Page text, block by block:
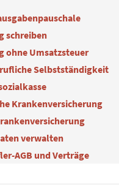
schreiben
ohne Umsatzsteuer
Selbstständigkeit
Krankenversicherung
verwalten
AGB und Verträge